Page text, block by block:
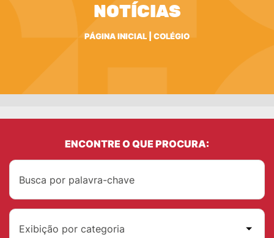
NOTÍCIAS
PÁGINA INICIAL COLÉGIO
ENCONTRE O QUE PROCURA:
Exibição por categoria